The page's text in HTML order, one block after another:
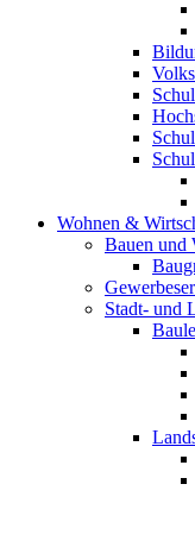
Wohnen &
Bauen und
Stadt- und